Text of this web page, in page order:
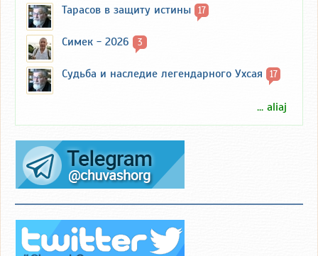
Тарасов в защиту истины 17
Симек - 2026 3
Судьба и наследие легендарного Ухсая 17
... aliaj